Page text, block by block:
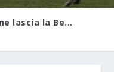
lascia la Be...